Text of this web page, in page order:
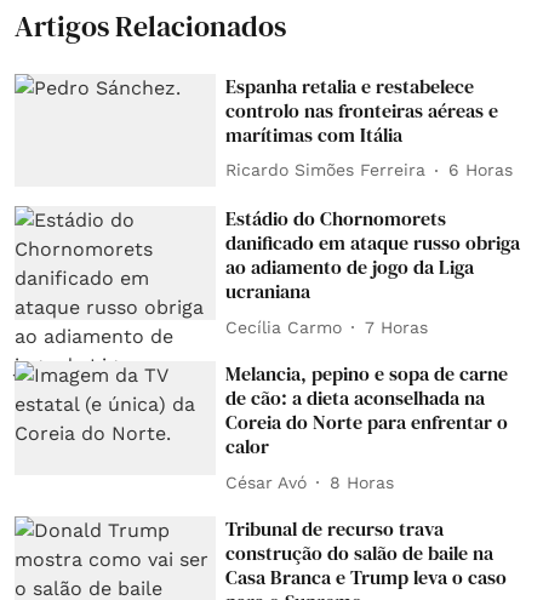
Artigos Relacionados
Espanha retalia e restabelece
controlo nas fronteiras aéreas e
marítimas com Itália
Ricardo Simões Ferreira 6 Horas
Estádio do Chornomorets
danificado em ataque russo obriga
ao adiamento de jogo da Liga
ucraniana
Cecília Carmo 7 Horas
Melancia, pepino e sopa de carne
de cão: a dieta aconselhada na
Coreia do Norte para enfrentar o
calor
César Avó 8 Horas
Tribunal de recurso trava
construção do salão de baile na
Casa Branca e Trump leva o caso